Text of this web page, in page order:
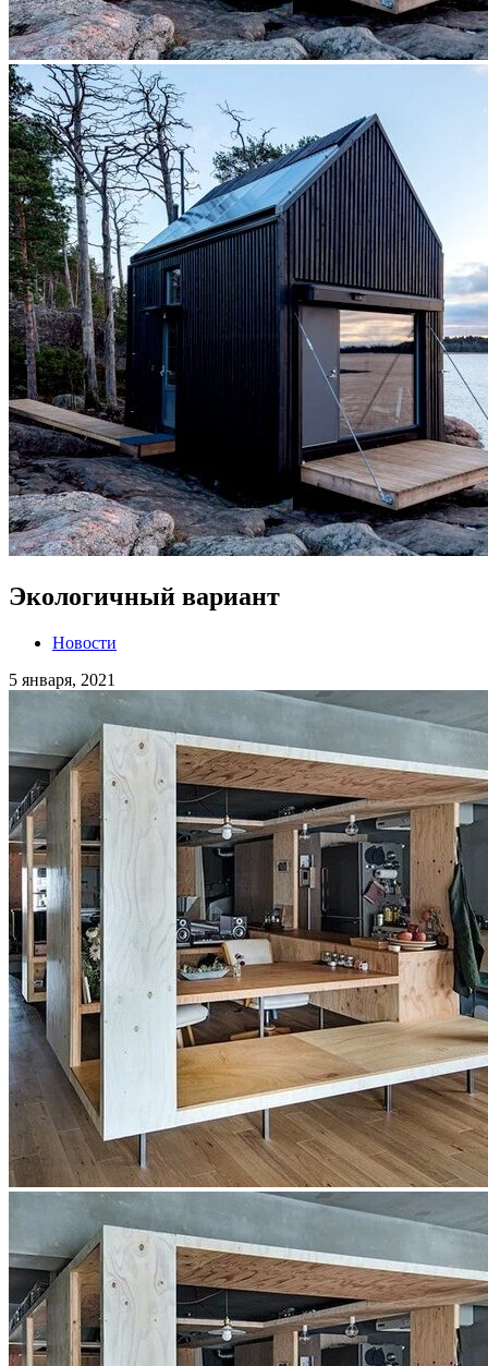
Экологичный вариант
Новости
5 января, 2021